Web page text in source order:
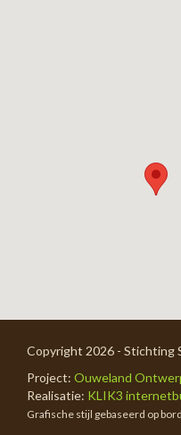
Copyright 2026 - Stichting
Project: Ouweland
Realisatie: KLIK3
Grafische stijl gebaseerd op